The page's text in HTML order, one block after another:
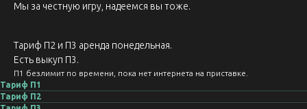
Мы за честную игру, надеемся вы тоже.
Тариф П2 и П3 аренда понедельная.
Есть выкуп П3.
П1 безлимит по времени, пока нет интернета на приставке.
Тариф П1
Тариф П2